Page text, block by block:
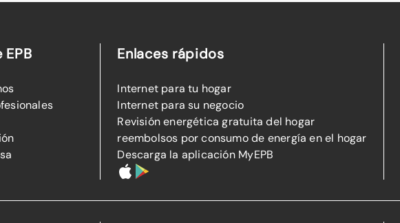
Enlaces rápidos
Internet para tu hogar
Internet para su negocio
Revisión energética gratuita del hogar
reembolsos por consumo de energía en el hogar
Descarga la aplicación MyEPB